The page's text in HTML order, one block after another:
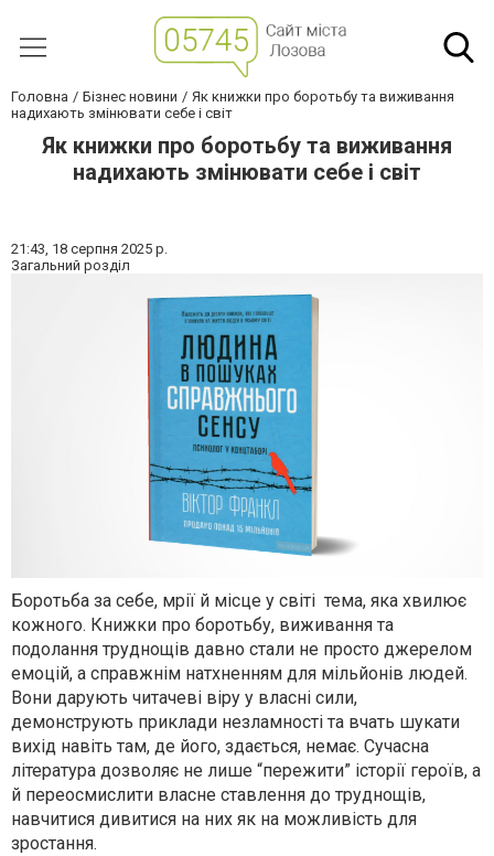
Головна Бізнес новини
Як книжки про боротьбу та виживання
надихають змінювати себе і світ
Як книжки про боротьбу та виживання
надихають змінювати себе і світ
21:43, 18 серпня 2025 р.
Загальний розділ
Боротьба за себе, мрії й місце у світі тема, яка хвилює
кожного. Книжки про боротьбу, виживання та
подолання труднощів давно стали не просто джерелом
емоцій, а справжнім натхненням для мільйонів людей.
Вони дарують читачеві віру у власні сили,
демонструють приклади незламності та вчать шукати
вихід навіть там, де його, здається, немає. Сучасна
література дозволяє не лише “пережити” історії героїв, а
й переосмислити власне ставлення до труднощів,
навчитися дивитися на них як на можливість для
зростання.